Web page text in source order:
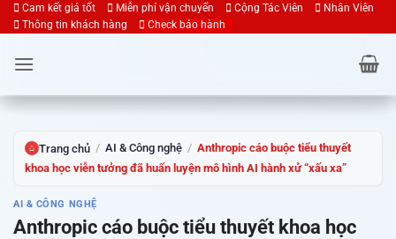
Bỏ
qua
nội
dung
Cam kết giá tốt Miễn phí vận chuyển Cộng Tác Viên
Nhân Viên
Thông tin khách hàng
Check bảo hành
⌂ Trang chủ / AI & Công nghệ / Anthropic cáo buộc tiểu thuyết
khoa học viễn tưởng đã huấn luyện mô hình AI hành xử “xấu xa”
AI & CÔNG NGHỆ
Anthropic cáo buộc tiểu thuyết khoa học